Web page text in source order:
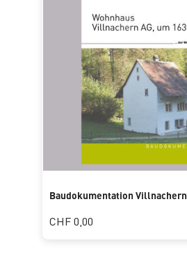
Baudokumentation Villnachern
CHF 0,00